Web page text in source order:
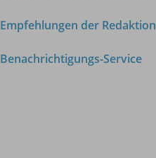
Empfehlungen der Redaktion
Benachrichtigungs-Service